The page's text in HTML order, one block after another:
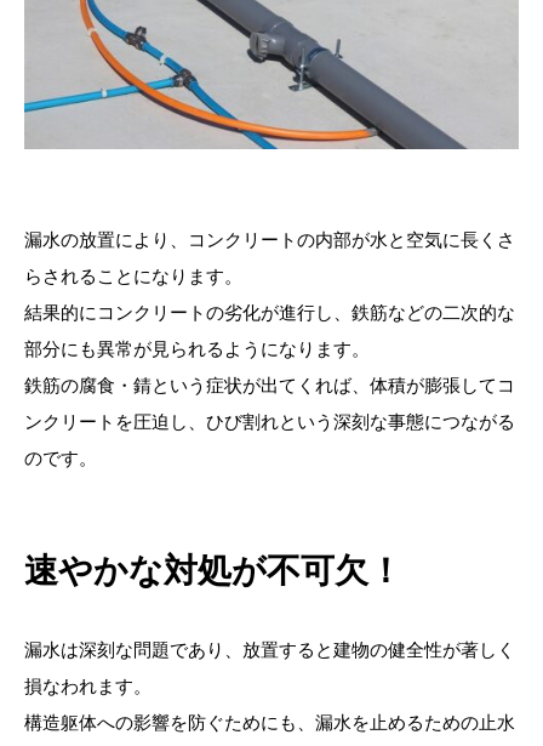
漏水の放置により、コンクリートの内部が水と空気に長くさ
らされることになります。
結果的にコンクリートの劣化が進行し、鉄筋などの二次的な
部分にも異常が見られるようになります。
鉄筋の腐食・錆という症状が出てくれば、体積が膨張してコ
ンクリートを圧迫し、ひび割れという深刻な事態につながる
のです。
速やかな対処が不可欠！
漏水は深刻な問題であり、放置すると建物の健全性が著しく
損なわれます。
構造躯体への影響を防ぐためにも、漏水を止めるための止水